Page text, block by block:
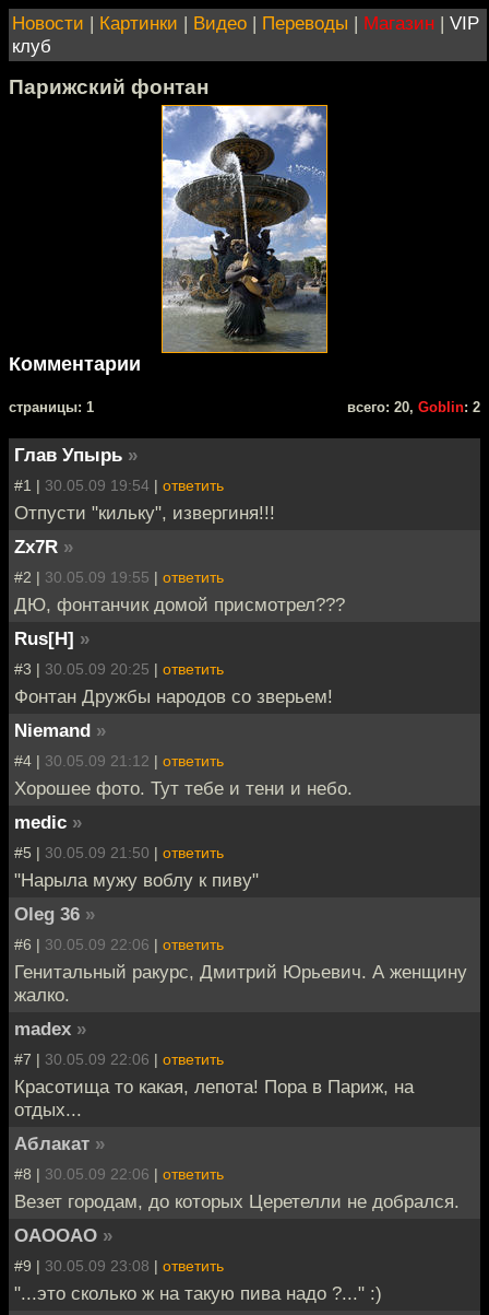
Новости | Картинки | Видео | Переводы | Магазин | VIP
клуб
Парижский фонтан
Комментарии
cтраницы: 1 всего: 20, Goblin: 2
Глав Упырь »
#1 | 30.05.09 19:54 | ответить
Отпусти "кильку", извергиня!!!
Zx7R »
#2 | 30.05.09 19:55 | ответить
ДЮ, фонтанчик домой присмотрел???
Rus[H] »
#3 | 30.05.09 20:25 | ответить
Фонтан Дружбы народов со зверьем!
Niemand »
#4 | 30.05.09 21:12 | ответить
Хорошее фото. Тут тебе и тени и небо.
medic »
#5 | 30.05.09 21:50 | ответить
"Нарыла мужу воблу к пиву"
Oleg 36 »
#6 | 30.05.09 22:06 | ответить
Генитальный ракурс, Дмитрий Юрьевич. А женщину
жалко.
madex »
#7 | 30.05.09 22:06 | ответить
Красотища то какая, лепота! Пора в Париж, на
отдых...
Аблакат »
#8 | 30.05.09 22:06 | ответить
Везет городам, до которых Церетелли не добрался.
OAOOAO »
#9 | 30.05.09 23:08 | ответить
"...это сколько ж на такую пива надо ?..." :)